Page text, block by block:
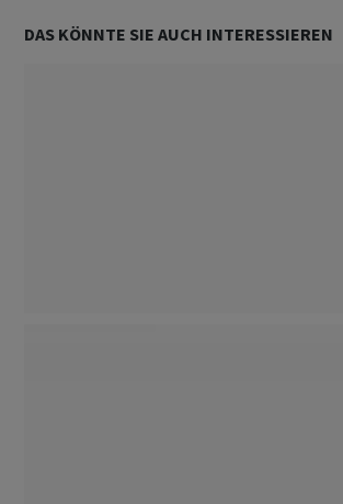
DAS KÖNNTE SIE AUCH INTERESSIEREN